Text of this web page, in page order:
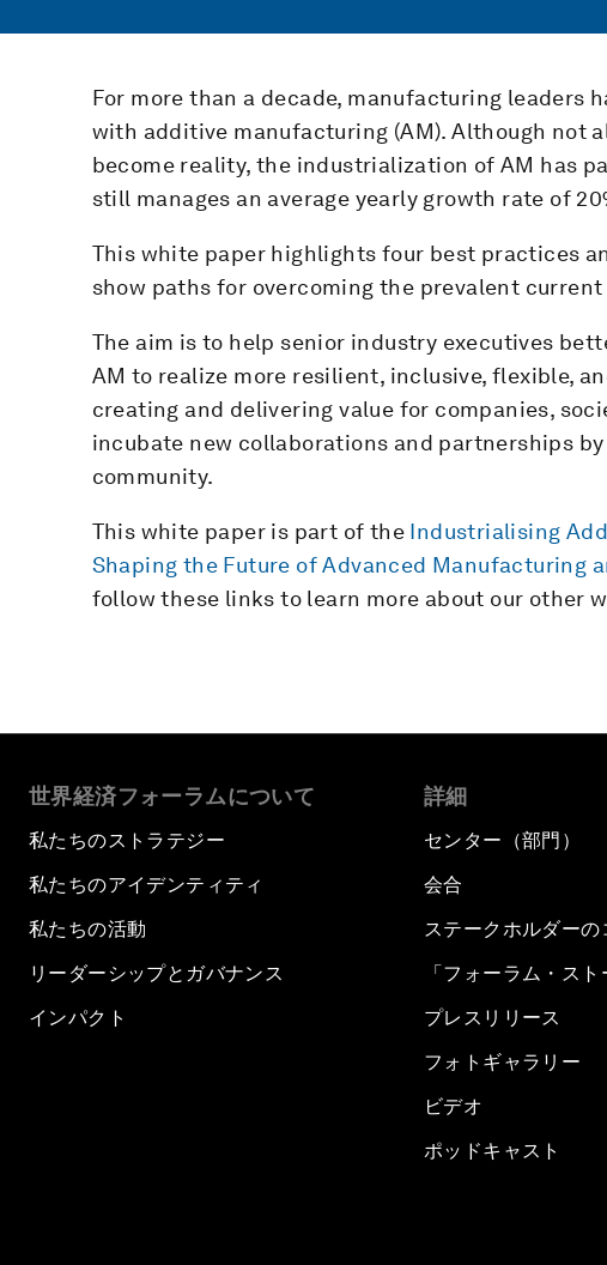
For more than a decade, manufacturing leaders
with additive manufacturing (AM). Although not
become reality, the industrialization of AM has
still manages an average yearly growth rate of
This white paper highlights four best practices
show paths for overcoming the prevalent
The aim is to help senior industry executives
AM to realize more resilient, inclusive, flexible,
creating and delivering value for companies,
incubate new collaborations and partnerships
community.
This white paper is part of the Industrialising
Shaping the Future of Advanced Manufacturing
follow these links to learn more about our other
世界経済フォーラムについて
私たちのストラテジー
私たちのアイデンティティ
私たちの活動
リーダーシップとガバナンス
インパクト
詳細
センター（部門）
会合
ステークホルダーの
「フォーラム・スト
プレスリリース
フォトギャラリー
ビデオ
ポッドキャスト